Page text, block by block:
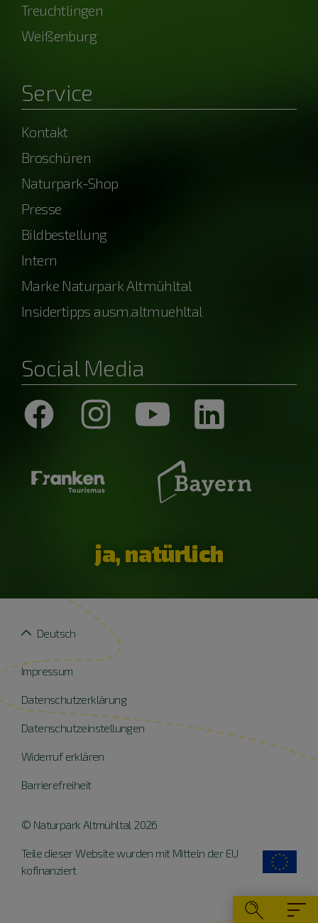
Treuchtlingen
Weißenburg
Service
Kontakt
Broschüren
Naturpark-Shop
Presse
Bildbestellung
Intern
Marke Naturpark Altmühltal
Insidertipps ausm.altmuehltal
Social Media
ja, natürlich
Impressum
Datenschutzerklärung
Datenschutzeinstellungen
Widerruf erklären
Barrierefreiheit
Deutsch
© Naturpark Altmühltal 2026
Teile dieser Website wurden mit Mitteln der EU
kofinanziert